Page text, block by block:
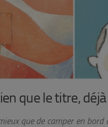
que le titre, déjà
que de camper en